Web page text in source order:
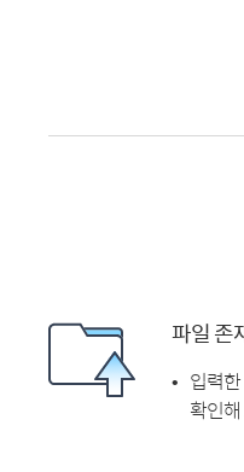
파일 존
입력
확인